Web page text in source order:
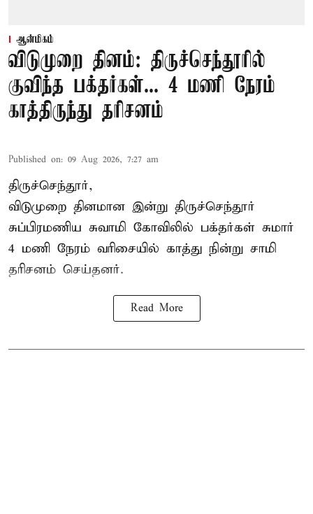
ஆன்மிகம்
விடுமுறை தினம்: திருச்செந்தூரில்
குவிந்த பக்தர்கள்... 4 மணி நேரம்
காத்திருந்து தரிசனம்
Published on: 09 Aug 2026, 7:27 am
திருச்செந்தூர்,
விடுமுறை தினமான இன்று திருச்செந்தூர்
சுப்பிரமணிய சுவாமி கோவிலில் பக்தர்கள் சுமார்
4 மணி நேரம் வரிசையில் காத்து நின்று சாமி
தரிசனம் செய்தனர்.
Read More